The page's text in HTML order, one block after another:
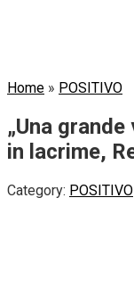
Home » POSITIVO
„Una
in lacrime,
Category: POSITIVO